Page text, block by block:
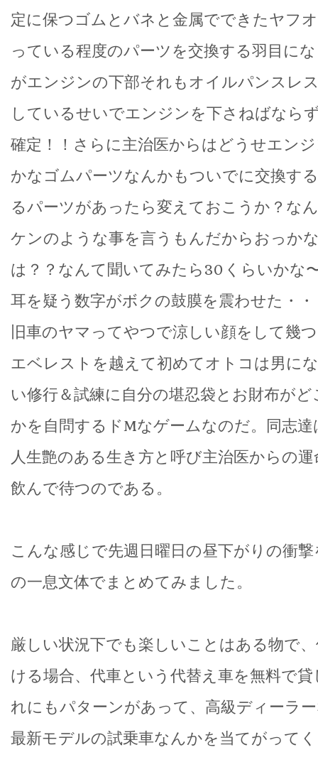
定に保つゴムとバネと金属でできたヤフ
っている程度のパーツを交換する羽目に
がエンジンの下部それもオイルパンスレ
しているせいでエンジンを下さねばなら
確定！！さらに主治医からはどうせエン
かなゴムパーツなんかもついでに交換す
るパーツがあったら変えておこうか？な
ケンのような事を言うもんだからおっか
は？？なんて聞いてみたら30くらいかな
耳を疑う数字がボクの鼓膜を震わせた・
旧車のヤマってやつで涼しい顔をして幾
エベレストを越えて初めてオトコは男に
い修行＆試練に自分の堪忍袋とお財布が
かを自問するドMなゲームなのだ。同志
人生艶のある生き方と呼び主治医からの
飲んで待つのである。
こんな感じで先週日曜日の昼下がりの衝
の一息文体でまとめてみました。
厳しい状況下でも楽しいことはある物で
ける場合、代車という代替え車を無料で
れにもパターンがあって、高級ディーラ
最新モデルの試乗車なんかを当てがって